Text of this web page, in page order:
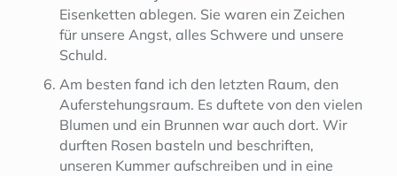
Eisenketten ablegen. Sie waren ein Zeichen
für unsere Angst, alles Schwere und unsere
Schuld.
Am besten fand ich den letzten Raum, den
Auferstehungsraum. Es duftete von den vielen
Blumen und ein Brunnen war auch dort. Wir
durften Rosen basteln und beschriften,
unseren Kummer aufschreiben und in eine